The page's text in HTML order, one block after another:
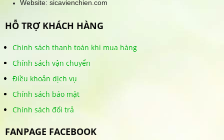
Website: sicavienchien.com
HỖ TRỢ KHÁCH HÀNG
Chinh sách thanh toán khi mua hàng
Chính sách vận chuyển
Điều khoản dịch vụ
Chính sách bảo mật
Chính sách đổi trả
FANPAGE FACEBOOK